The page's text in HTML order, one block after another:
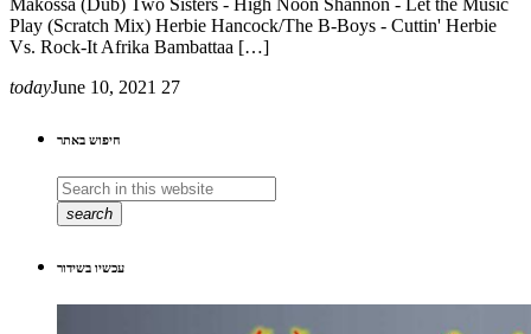
Play (Scratch Mix) Herbie Hancock/The B-Boys - Cuttin' Herbie
Vs. Rock-It Afrika Bambattaa […]
todayJune 10, 2021 27
חיפוש באתר
search
עכשיו בשידור